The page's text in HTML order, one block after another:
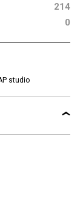
214
0
studio